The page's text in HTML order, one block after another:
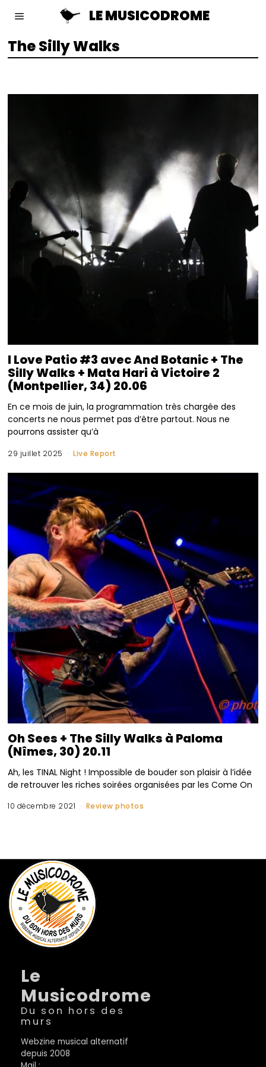
LE MUSICODROME
The Silly Walks
I Love Patio #3 avec And Botanic + The
Silly Walks + Mata Hari à Victoire 2
(Montpellier, 34) 20.06
En ce mois de juin, la programmation très chargée des
concerts ne nous permet pas d’être partout. Nous ne
pourrons assister qu’à
29 juillet 2025 Live Report
Oh Sees + The Silly Walks à Paloma
(Nîmes, 30) 20.11
Ah, les TINAL Night ! Impossible de bouder son plaisir à l’idée
de retrouver les riches soirées organisées par les Come On
10 décembre 2021 Review photos
Le
Musicodrome
Du son hors des
murs
Webzine musical alternatif
depuis 2008